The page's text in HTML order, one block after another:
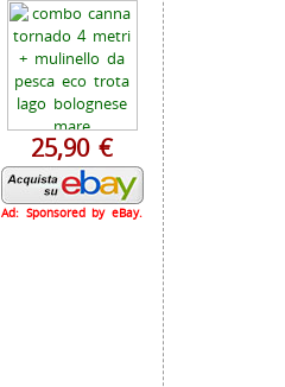
25,90 €
Ad: Sponsored by eBay.